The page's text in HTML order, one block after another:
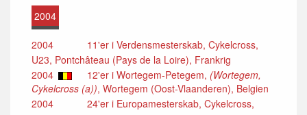
2004
2004
11'er i Verdensmesterskab, Cykelcross,
U23, Pontchâteau (Pays de la Loire), Frankrig
2004
12'er i Wortegem-Petegem, (Wortegem,
Cykelcross (a)), Wortegem (Oost-Vlaanderen), Belgien
2004
24'er i Europamesterskab, Cykelcross,